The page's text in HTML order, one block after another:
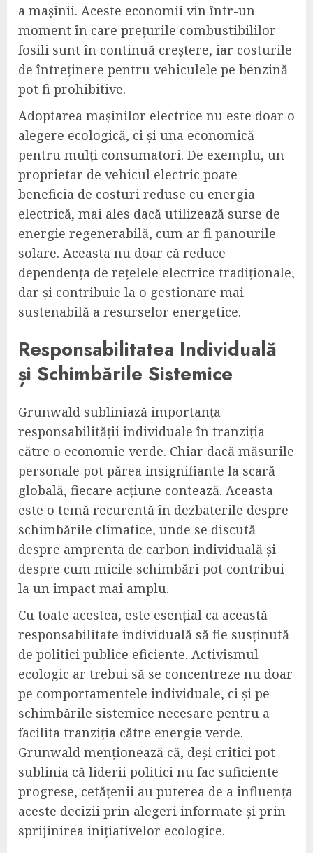
a mașinii. Aceste economii vin într-un
moment în care prețurile combustibililor
fosili sunt în continuă creștere, iar costurile
de întreținere pentru vehiculele pe benzină
pot fi prohibitive.
Adoptarea mașinilor electrice nu este doar o
alegere ecologică, ci și una economică
pentru mulți consumatori. De exemplu, un
proprietar de vehicul electric poate
beneficia de costuri reduse cu energia
electrică, mai ales dacă utilizează surse de
energie regenerabilă, cum ar fi panourile
solare. Aceasta nu doar că reduce
dependența de rețelele electrice tradiționale,
dar și contribuie la o gestionare mai
sustenabilă a resurselor energetice.
Responsabilitatea Individuală
și Schimbările Sistemice
Grunwald subliniază importanța
responsabilității individuale în tranziția
către o economie verde. Chiar dacă măsurile
personale pot părea insignifiante la scară
globală, fiecare acțiune contează. Aceasta
este o temă recurentă în dezbaterile despre
schimbările climatice, unde se discută
despre amprenta de carbon individuală și
despre cum micile schimbări pot contribui
la un impact mai amplu.
Cu toate acestea, este esențial ca această
responsabilitate individuală să fie susținută
de politici publice eficiente. Activismul
ecologic ar trebui să se concentreze nu doar
pe comportamentele individuale, ci și pe
schimbările sistemice necesare pentru a
facilita tranziția către energie verde.
Grunwald menționează că, deși critici pot
sublinia că liderii politici nu fac suficiente
progrese, cetățenii au puterea de a influența
aceste decizii prin alegeri informate și prin
sprijinirea inițiativelor ecologice.